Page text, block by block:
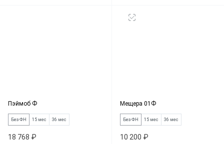
Пэймоб Ф
Без ФН 15 мес 36 мес
18 768 ₽
Мещера 01Ф
Без ФН 15 мес 36 мес
10 200 ₽